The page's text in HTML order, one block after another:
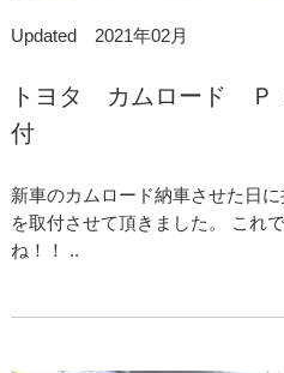
Updated 2021年02月
トヨタ カムロード Ｐ
付
新車のカムロード納車させた日
を取付させて頂きました。 これ
ね！！ ..